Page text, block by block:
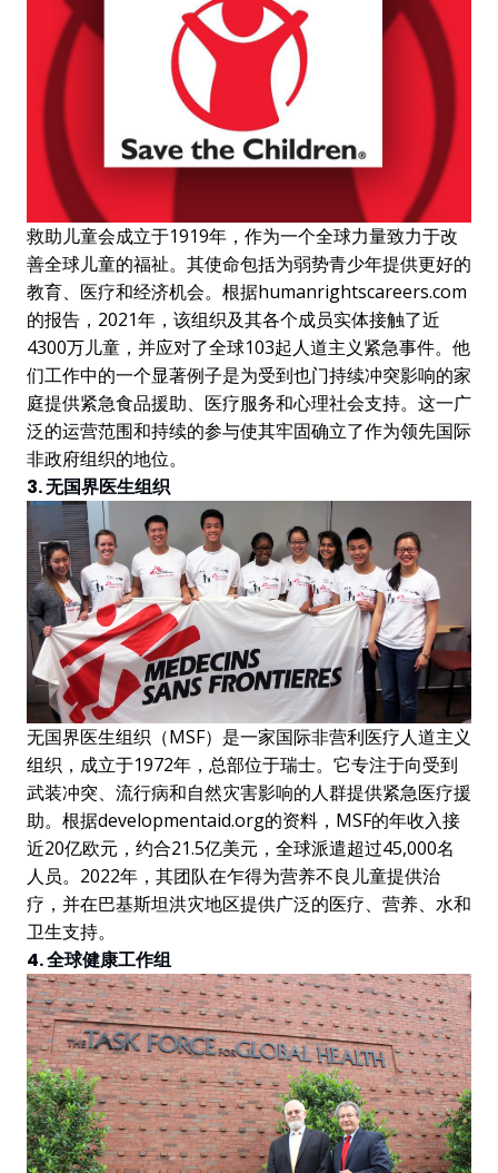
救助儿童会成立于1919年，作为一个全球力量致力于改
善全球儿童的福祉。其使命包括为弱势青少年提供更好的
教育、医疗和经济机会。根据humanrightscareers.com
的报告，2021年，该组织及其各个成员实体接触了近
4300万儿童，并应对了全球103起人道主义紧急事件。他
们工作中的一个显著例子是为受到也门持续冲突影响的家
庭提供紧急食品援助、医疗服务和心理社会支持。这一广
泛的运营范围和持续的参与使其牢固确立了作为领先国际
非政府组织的地位。
3. 无国界医生组织
无国界医生组织（MSF）是一家国际非营利医疗人道主义
组织，成立于1972年，总部位于瑞士。它专注于向受到
武装冲突、流行病和自然灾害影响的人群提供紧急医疗援
助。根据developmentaid.org的资料，MSF的年收入接
近20亿欧元，约合21.5亿美元，全球派遣超过45,000名
人员。2022年，其团队在乍得为营养不良儿童提供治
疗，并在巴基斯坦洪灾地区提供广泛的医疗、营养、水和
卫生支持。
4. 全球健康工作组